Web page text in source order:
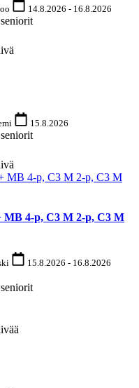
14.8.2026 - 16.8.2026
15.8.2026
MB 4-p, C3 M 2-p, C3 M
15.8.2026 - 16.8.2026